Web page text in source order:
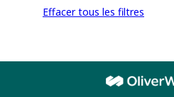
Effacer tous les filtres